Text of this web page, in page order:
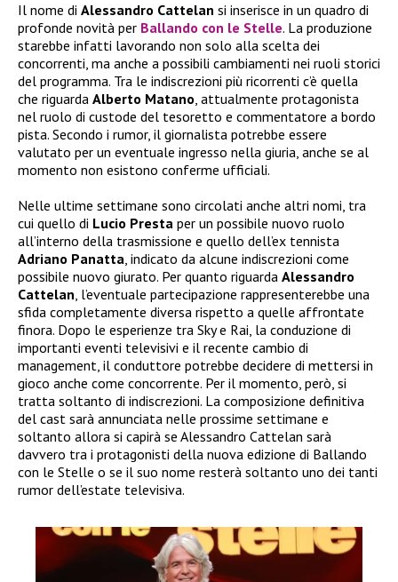
Il nome di Alessandro Cattelan si inserisce in un quadro di
profonde novità per Ballando con le Stelle. La produzione
starebbe infatti lavorando non solo alla scelta dei
concorrenti, ma anche a possibili cambiamenti nei ruoli storici
del programma. Tra le indiscrezioni più ricorrenti c’è quella
che riguarda Alberto Matano, attualmente protagonista
nel ruolo di custode del tesoretto e commentatore a bordo
pista. Secondo i rumor, il giornalista potrebbe essere
valutato per un eventuale ingresso nella giuria, anche se al
momento non esistono conferme ufficiali.
Nelle ultime settimane sono circolati anche altri nomi, tra
cui quello di Lucio Presta per un possibile nuovo ruolo
all’interno della trasmissione e quello dell’ex tennista
Adriano Panatta, indicato da alcune indiscrezioni come
possibile nuovo giurato. Per quanto riguarda Alessandro
Cattelan, l’eventuale partecipazione rappresenterebbe una
sfida completamente diversa rispetto a quelle affrontate
finora. Dopo le esperienze tra Sky e Rai, la conduzione di
importanti eventi televisivi e il recente cambio di
management, il conduttore potrebbe decidere di mettersi in
gioco anche come concorrente. Per il momento, però, si
tratta soltanto di indiscrezioni. La composizione definitiva
del cast sarà annunciata nelle prossime settimane e
soltanto allora si capirà se Alessandro Cattelan sarà
davvero tra i protagonisti della nuova edizione di Ballando
con le Stelle o se il suo nome resterà soltanto uno dei tanti
rumor dell’estate televisiva.